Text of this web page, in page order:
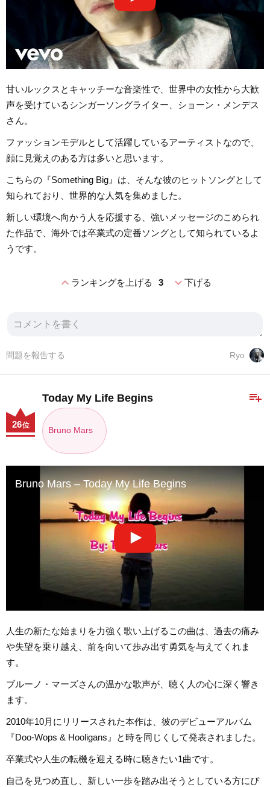
甘いルックスとキャッチーな音楽性で、世界中の女性から大歓
声を受けているシンガーソングライター、ショーン・メンデス
さん。
ファッションモデルとして活躍しているアーティストなので、
顔に見覚えのある方は多いと思います。
こちらの『Something Big』は、そんな彼のヒットソングとして
知られており、世界的な人気を集めました。
新しい環境へ向かう人を応援する、強いメッセージのこめられ
た作品で、海外では卒業式の定番ソングとして知られているよ
うです。
expand_lessランキングを上げる 3 expand_more下げる
Ryo
問題を報告する
playlist_add
Today My Life Begins
Bruno Mars
26位
Bruno Mars – Today My Life Begins
人生の新たな始まりを力強く歌い上げるこの曲は、過去の痛み
や失望を乗り越え、前を向いて歩み出す勇気を与えてくれま
す。
ブルーノ・マーズさんの温かな歌声が、聴く人の心に深く響き
ます。
2010年10月にリリースされた本作は、彼のデビューアルバム
『Doo-Wops & Hooligans』と時を同じくして発表されました。
卒業式や人生の転機を迎える時に聴きたい1曲です。
自己を見つめ直し、新しい一歩を踏み出そうとしている方にぴ